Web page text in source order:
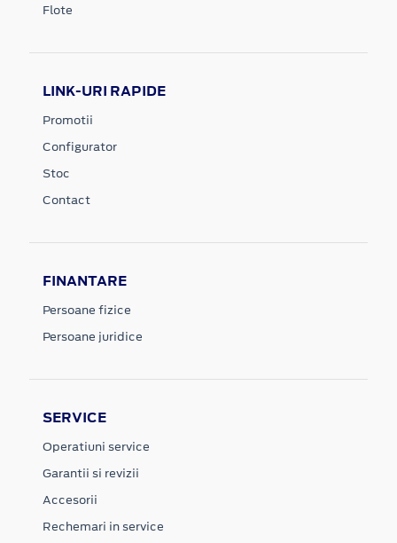
Flote
LINK-URI RAPIDE
Promotii
Configurator
Stoc
Contact
FINANTARE
Persoane fizice
Persoane juridice
SERVICE
Operatiuni service
Garantii si revizii
Accesorii
Rechemari in service